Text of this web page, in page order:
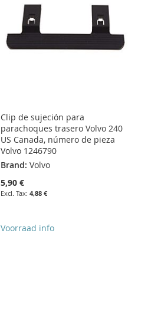
Clip de sujeción para
parachoques trasero Volvo 240
US Canada, número de pieza
Volvo 1246790
Brand: Volvo
5,90 €
4,88 €
Voorraad info